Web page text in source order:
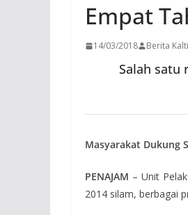
Empat
14/03/2018 Berita
Salah satu
Masyarakat Dukung
PENAJAM – Unit
2014 silam, berbagai